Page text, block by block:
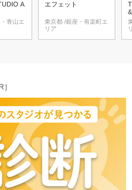
A
エフェット
東京都 /銀座・有楽町エ
リア
東
］